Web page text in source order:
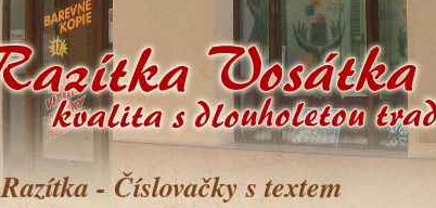
Razítka - Číslovačky s textem